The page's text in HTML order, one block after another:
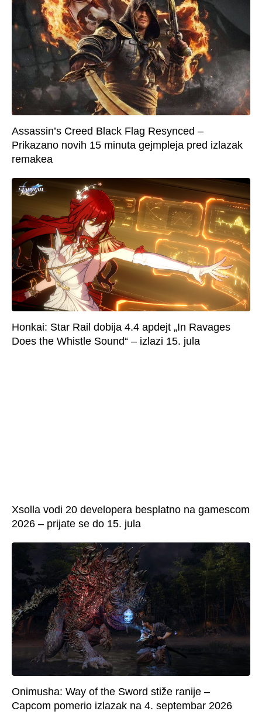
Assassin’s Creed Black Flag Resynced –
Prikazano novih 15 minuta gejmpleja pred izlazak
remakea
Honkai: Star Rail dobija 4.4 apdejt „In Ravages
Does the Whistle Sound“ – izlazi 15. jula
Xsolla vodi 20 developera besplatno na gamescom
2026 – prijate se do 15. jula
Onimusha: Way of the Sword stiže ranije –
Capcom pomerio izlazak na 4. septembar 2026